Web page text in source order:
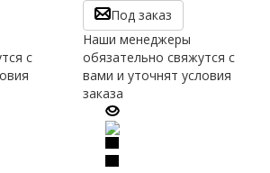
с
Под заказ
Наши менеджеры
обязательно свяжутся с
вами и уточнят условия
заказа